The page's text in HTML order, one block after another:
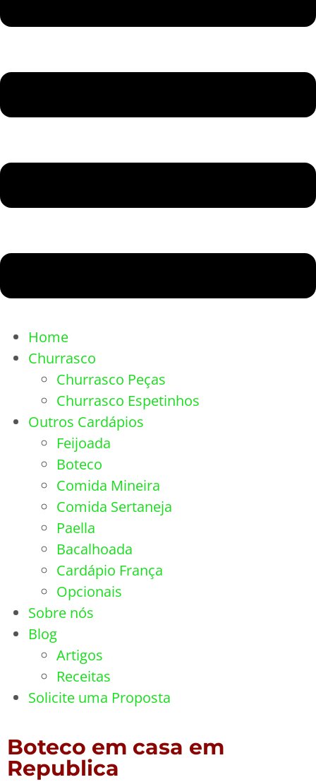
Home
Churrasco
Churrasco Peças
Churrasco Espetinhos
Outros Cardápios
Feijoada
Boteco
Comida Mineira
Comida Sertaneja
Paella
Bacalhoada
Cardápio França
Opcionais
Sobre nós
Blog
Artigos
Receitas
Solicite uma Proposta
Boteco em casa em
Republica